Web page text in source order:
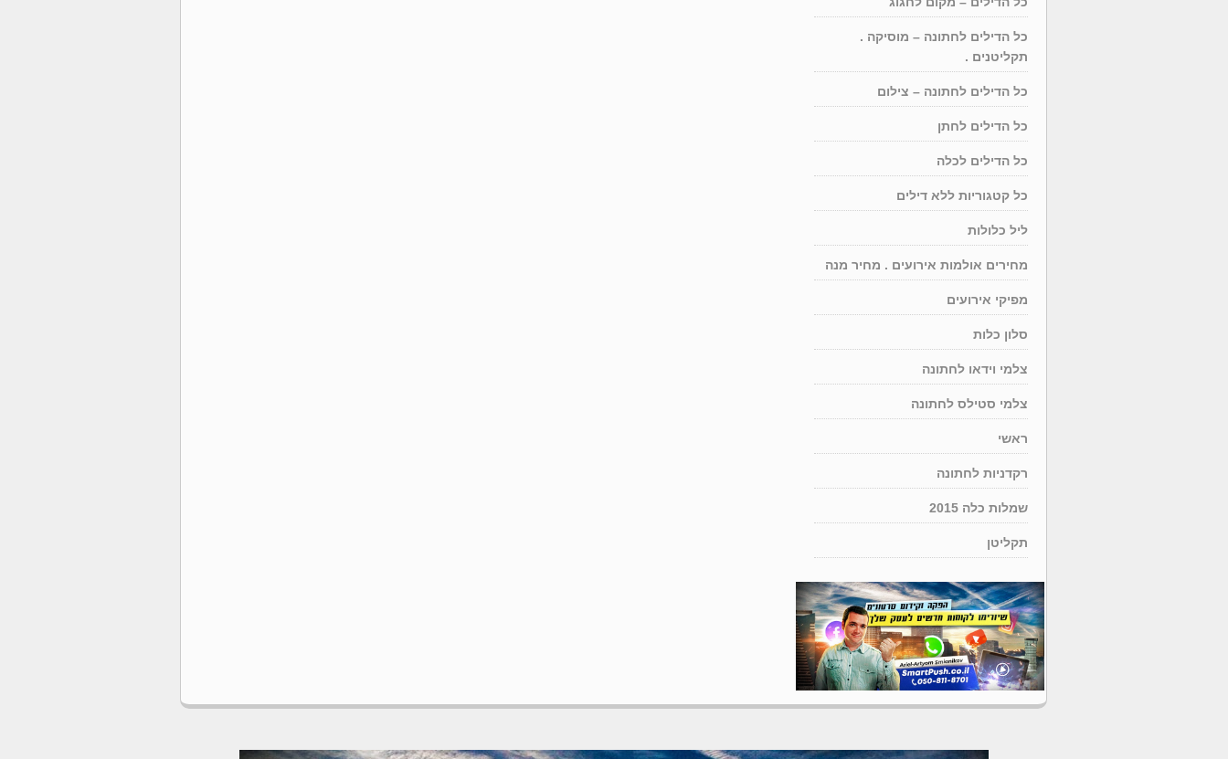
כל הדילים לחתונה – מוסיקה .
תקליטנים .
כל הדילים לחתונה – צילום
כל הדילים לחתן
כל הדילים לכלה
כל קטגוריות ללא דילים
ליל כלולות
מחירים אולמות אירועים . מחיר מנה
מפיקי אירועים
סלון כלות
צלמי וידאו לחתונה
צלמי סטילס לחתונה
ראשי
רקדניות לחתונה
שמלות כלה 2015
תקליטן